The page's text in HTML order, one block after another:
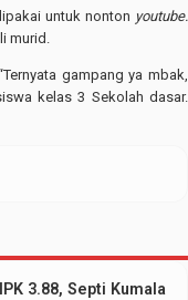
untuk nonton youtube.
murid.
gampang ya mbak,
kelas 3 Sekolah dasar.
3.88, Septi Kumala